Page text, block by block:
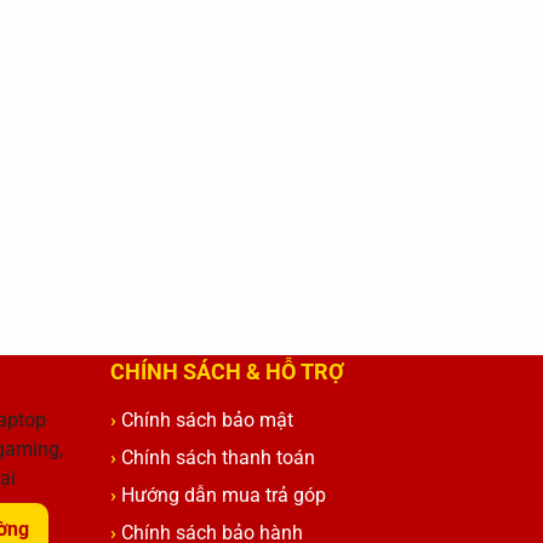
CHÍNH SÁCH & HỖ TRỢ
Chính sách bảo mật
Chính sách thanh toán
Hướng dẫn mua trả góp
Chính sách bảo hành